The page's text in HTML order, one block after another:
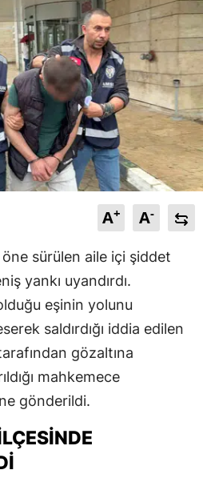
A+ A-
öne sürülen aile içi şiddet
yankı uyandırdı.
eşinin yolunu
saldırdığı iddia edilen
gözaltına
mahkemece
gönderildi.